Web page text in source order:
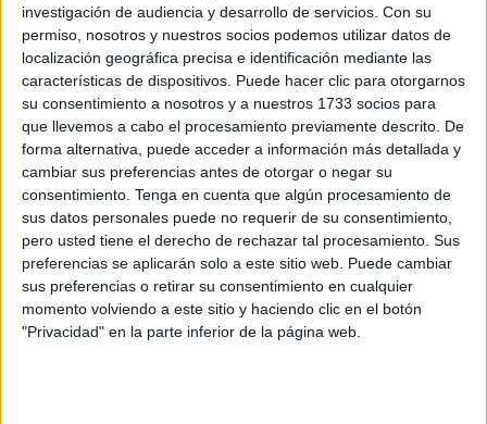
investigación de audiencia y desarrollo de servicios. Con su
permiso, nosotros y nuestros socios podemos utilizar datos de
localización geográfica precisa e identificación mediante las
características de dispositivos. Puede hacer clic para otorgarnos
su consentimiento a nosotros y a nuestros 1733 socios para
que llevemos a cabo el procesamiento previamente descrito. De
forma alternativa, puede acceder a información más detallada y
cambiar sus preferencias antes de otorgar o negar su
consentimiento. Tenga en cuenta que algún procesamiento de
sus datos personales puede no requerir de su consentimiento,
pero usted tiene el derecho de rechazar tal procesamiento. Sus
preferencias se aplicarán solo a este sitio web. Puede cambiar
sus preferencias o retirar su consentimiento en cualquier
momento volviendo a este sitio y haciendo clic en el botón
"Privacidad" en la parte inferior de la página web.
Esta iniciativa tiene como objetivo “promover la cultura de
defensa, fomentar el conocimiento de la historia de
España – con especial atención al pasado de Ceuta y al
antiguo Protectorado español en Marruecos- y contribuir a
realzar el prestigio y la proyección social, referente
nacional en su ámbito”.
Horario de apertura y reserva previa
Los asistentes a esteenclave históricoy cultural podrán
disfrutar de unavisita guiada a las 20:15hy a las21:30
horas.Para asistir a esta velada, los interesados deberán